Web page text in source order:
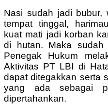
Nasi sudah jadi bubur,
tempat tinggal,
kuat mati jadi korban
di hutan. Maka sudah
Penegak Hukum
Aktivitas PT LBI di
dapat ditegakkan serta
yang ada sebagai
dipertahankan.